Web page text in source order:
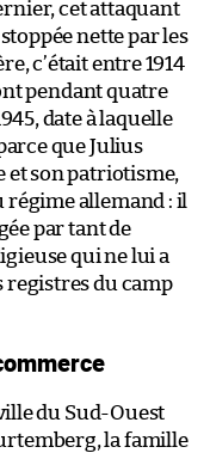
cet attaquant
nette par les
c’était entre 1914
pendant quatre
date à laquelle
que Julius
et son patriotisme,
régime allemand : il
par tant de
qui ne lui a
registres du camp
du Sud-Ouest
la famille